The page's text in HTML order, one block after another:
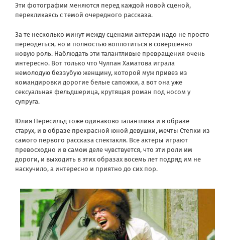
Эти фотографии меняются перед каждой новой сценой,
перекликаясь с темой очередного рассказа.
За те несколько минут между сценами актерам надо не просто
переодеться, но и полностью воплотиться в совершенно
новую роль. Наблюдать эти талантливые превращения очень
интересно. Вот только что Чулпан Хаматова играла
немолодую беззубую женщину, которой муж привез из
командировки дорогие белые сапожки, а вот она уже
сексуальная фельдшерица, крутящая роман под носом у
супруга.
Юлия Пересильд тоже одинаково талантлива и в образе
старух, и в образе прекрасной юной девушки, мечты Степки из
самого первого рассказа спектакля. Все актеры играют
превосходно и в самом деле чувствуется, что эти роли им
дороги, и выходить в этих образах восемь лет подряд им не
наскучило, а интересно и приятно до сих пор.